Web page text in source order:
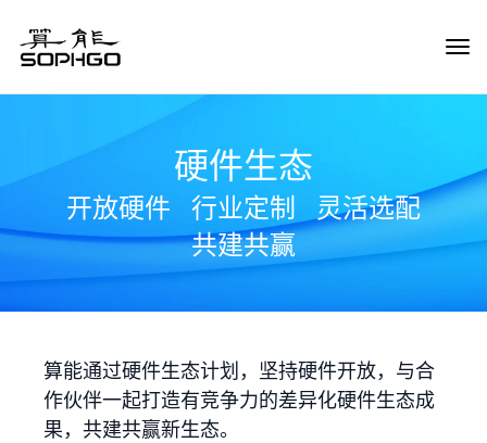
硬件生态
开放硬件 行业定制
灵活选配
共建共赢
算能通过硬件生态计划，坚持硬件开放，与合
作伙伴一起打造有竞争力的差异化硬件生态成
果，共建共赢新生态。